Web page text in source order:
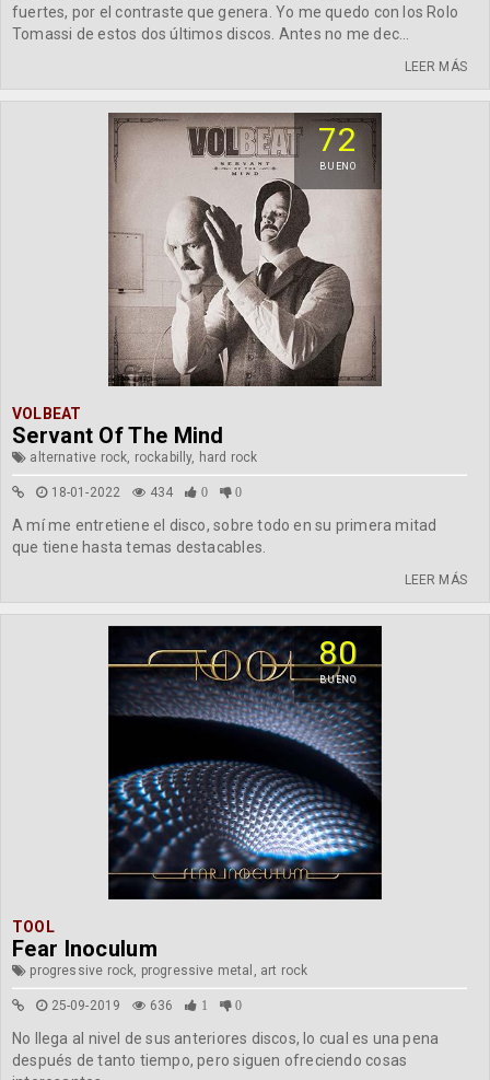
fuertes, por el contraste que genera. Yo me quedo con los Rolo
Tomassi de estos dos últimos discos. Antes no me dec...
LEER MÁS
72
BUENO
VOLBEAT
Servant Of The Mind
alternative rock, rockabilly, hard rock
18-01-2022 434 0 0
A mí me entretiene el disco, sobre todo en su primera mitad
que tiene hasta temas destacables.
LEER MÁS
80
BUENO
TOOL
Fear Inoculum
progressive rock, progressive metal, art rock
25-09-2019 636 1 0
No llega al nivel de sus anteriores discos, lo cual es una pena
después de tanto tiempo, pero siguen ofreciendo cosas